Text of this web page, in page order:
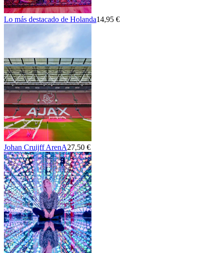
Lo más destacado de Holanda14,95 €
Johan Cruijff ArenA27,50 €